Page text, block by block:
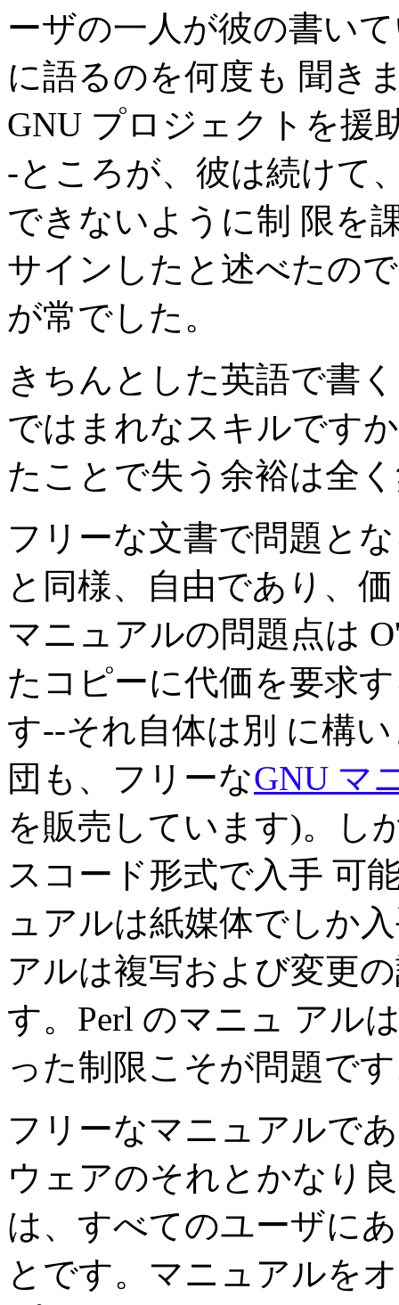
ーザの一人が彼の書い
に語るのを何度も 聞き
GNU プロジェクトを援
-ところが、彼は続けて
できないように制 限を
サインしたと述べたの
が常でした。
きちんとした英語で書
ではまれなスキルです
たことで失う余裕は全
フリーな文書で問題と
と同様、自由であり、
マニュアルの問題点は
たコピーに代価を要求
す--それ自体は別 に構
団も、フリーなGNU マ
を販売しています)。し
スコード形式で入手 可
ュアルは紙媒体でしか
アルは複写および変更
す。Perl のマニュ アル
った制限こそが問題で
フリーなマニュアルで
ウェアのそれとかなり
は、すべてのユーザに
とです。マニュアルを